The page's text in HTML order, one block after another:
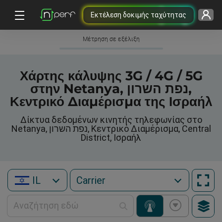
Εκτέλεση δοκιμής ταχύτητας
Μέτρηση σε εξέλιξη
Χάρτης κάλυψης 3G / 4G / 5G
στην Netanya, נפת השרון,
Κεντρικό Διαμέρισμα της Ισραήλ
Δίκτυα δεδομένων κινητής τηλεφωνίας στο
Netanya, נפת השרון, Κεντρικό Διαμέρισμα, Central
District, Ισραήλ
IL